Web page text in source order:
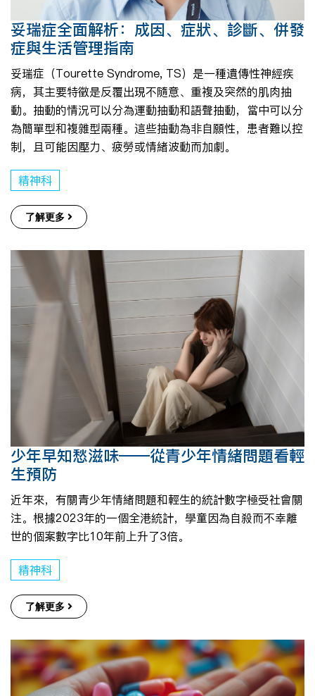
妥瑞症全面解析：成因、症狀、診斷、併發
症與生活管理指南
妥瑞症（Tourette Syndrome, TS）是一種遺傳性神經疾
病，其主要特徵是反覆出現不隨意、重複及突然的肌肉抽
動。抽動的情況可以分為運動抽動和語聲抽動，當中可以分
為簡單型和複雜型兩種。這些抽動為非自願性，患者難以控
制，且可能因壓力、疲勞或情緒波動而加劇。
精神科
了解更多
少年早知愁滋味——從青少年情緒問題看輕
生預防
近年來，有關青少年情緒問題和輕生的統計數字極受社會關
注。根據2023年的一個全港統計，學童因為自殺而不幸離
世的個案數字比10年前上升了3倍。
精神科
了解更多